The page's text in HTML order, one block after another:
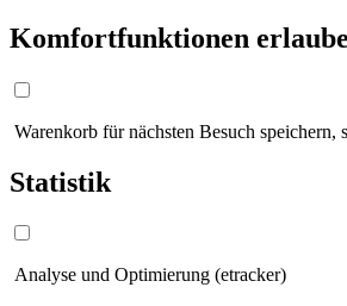
Komfortfunktionen
Warenkorb für nächsten Besuch speichern,
Statistik
Analyse und Optimierung (etracker)